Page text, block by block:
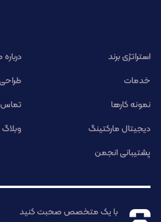
استراتژی برند
درباره
خدمات
نمونه کارها
تماس
دیجیتال مارکتینگ
پشتیبانی انجمن
با یک متخصص صحبت کنید